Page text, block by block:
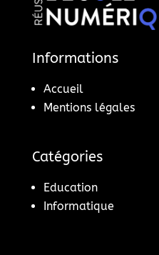
Informations
Accueil
Mentions légales
Catégories
Education
Informatique